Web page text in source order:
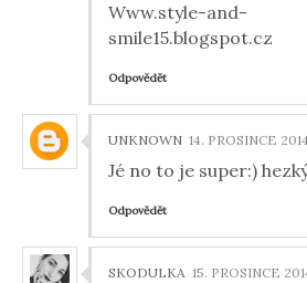
Www.style-and-
smile15.blogspot.cz
Odpovědět
UNKNOWN 14. PROSINCE
Jé no to je super:)
Odpovědět
SKODULKA 15. PROSINCE